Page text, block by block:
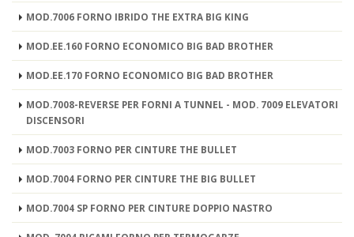
MOD.7006 FORNO IBRIDO THE EXTRA BIG KING
MOD.EE.160 FORNO ECONOMICO BIG BAD BROTHER
MOD.EE.170 FORNO ECONOMICO BIG BAD BROTHER
MOD.7008-REVERSE PER FORNI A TUNNEL - MOD. 7009 ELEVATORI
DISCENSORI
MOD.7003 FORNO PER CINTURE THE BULLET
MOD.7004 FORNO PER CINTURE THE BIG BULLET
MOD.7004 SP FORNO PER CINTURE DOPPIO NASTRO